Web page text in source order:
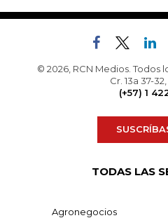
© 2026, RCN Medios. Todos
Cr. 13a 37-
(+57) 1
TODAS LAS
Agronegocios